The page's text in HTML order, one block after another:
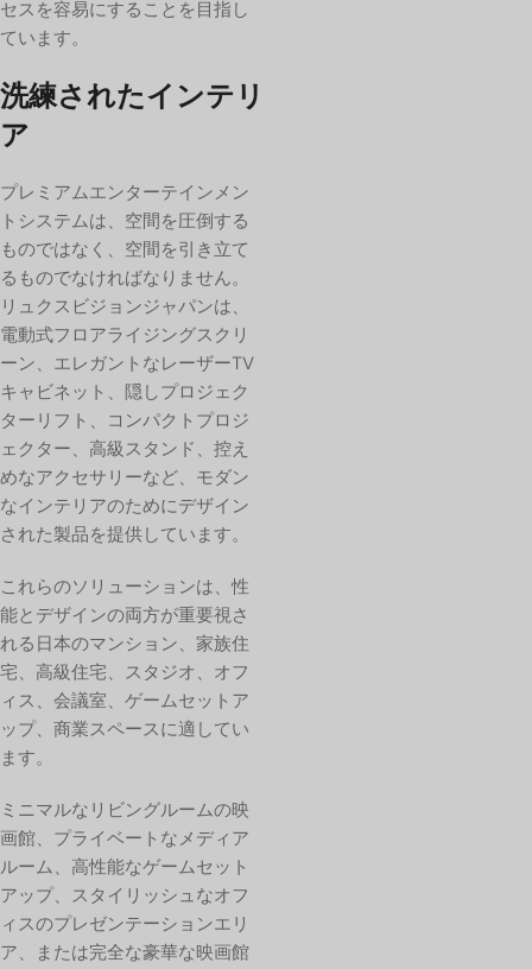
セスを容易にすることを目指し
ています。
洗練されたインテリ
ア
プレミアムエンターテインメン
トシステムは、空間を圧倒する
ものではなく、空間を引き立て
るものでなければなりません。
リュクスビジョンジャパンは、
電動式フロアライジングスクリ
ーン、エレガントなレーザーTV
キャビネット、隠しプロジェク
ターリフト、コンパクトプロジ
ェクター、高級スタンド、控え
めなアクセサリーなど、モダン
なインテリアのためにデザイン
された製品を提供しています。
これらのソリューションは、性
能とデザインの両方が重要視さ
れる日本のマンション、家族住
宅、高級住宅、スタジオ、オフ
ィス、会議室、ゲームセットア
ップ、商業スペースに適してい
ます。
ミニマルなリビングルームの映
画館、プライベートなメディア
ルーム、高性能なゲームセット
アップ、スタイリッシュなオフ
ィスのプレゼンテーションエリ
ア、または完全な豪華な映画館